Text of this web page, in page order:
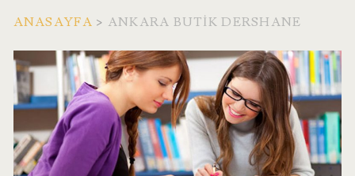
ANASAYFA > ANKARA BUTIK DERSHANE
Etiket:
<span>Ankara
Butik